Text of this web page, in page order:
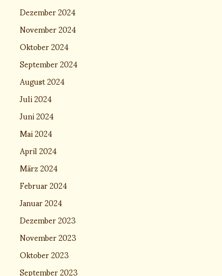
Dezember 2024
November 2024
Oktober 2024
September 2024
August 2024
Juli 2024
Juni 2024
Mai 2024
April 2024
März 2024
Februar 2024
Januar 2024
Dezember 2023
November 2023
Oktober 2023